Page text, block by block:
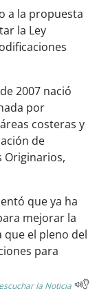
a la propuesta
la Ley
2007 nació
por
costeras y
de
Originarios,
que ya ha
mejorar la
que el pleno del
para
la Noticia